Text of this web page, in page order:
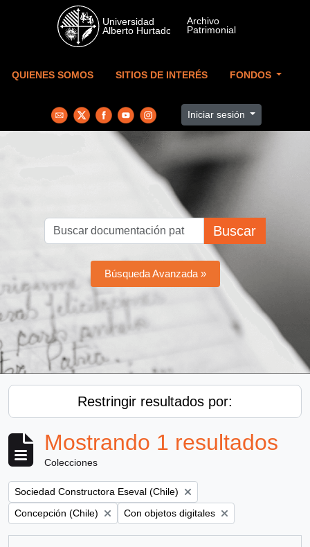
Skip to main content
QUIENES SOMOS SITIOS DE INTERÉS FONDOS
Iniciar sesión
Buscar
Búsqueda Avanzada »
Restringir resultados por:
Mostrando 1 resultados
Colecciones
Remove filter:
Sociedad Constructora Eseval (Chile)
Remove filter:
Concepción (Chile) Remove filter:
Con objetos digitales